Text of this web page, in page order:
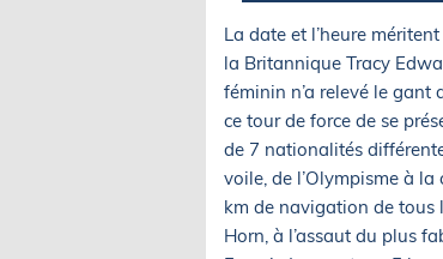
La date et l’heure
la Britannique Tracy
féminin n’a relevé le gant
ce tour de force de se
de 7 nationalités
voile, de l’Olympisme à
km de navigation de tous
Horn, à l’assaut du plus